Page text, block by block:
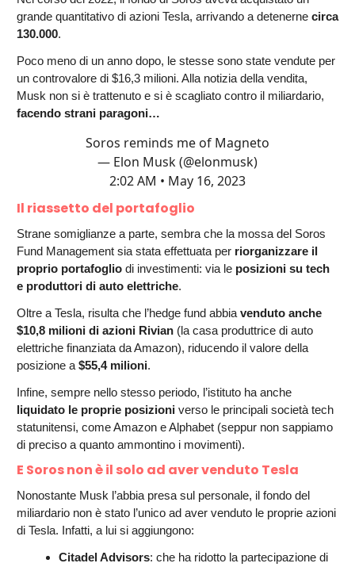
grande quantitativo di azioni Tesla, arrivando a detenerne circa
130.000.
Poco meno di un anno dopo, le stesse sono state vendute per
un controvalore di $16,3 milioni. Alla notizia della vendita,
Musk non si è trattenuto e si è scagliato contro il miliardario,
facendo strani paragoni…
Soros reminds me of Magneto
— Elon Musk (@elonmusk)
2:02 AM • May 16, 2023
Il riassetto del portafoglio
Strane somiglianze a parte, sembra che la mossa del Soros
Fund Management sia stata effettuata per riorganizzare il
proprio portafoglio di investimenti: via le posizioni su tech
e produttori di auto elettriche.
Oltre a Tesla, risulta che l’hedge fund abbia venduto anche
$10,8 milioni di azioni Rivian (la casa produttrice di auto
elettriche finanziata da Amazon), riducendo il valore della
posizione a $55,4 milioni.
Infine, sempre nello stesso periodo, l’istituto ha anche
liquidato le proprie posizioni verso le principali società tech
statunitensi, come Amazon e Alphabet (seppur non sappiamo
di preciso a quanto ammontino i movimenti).
E Soros non è il solo ad aver venduto Tesla
Nonostante Musk l’abbia presa sul personale, il fondo del
miliardario non è stato l’unico ad aver venduto le proprie azioni
di Tesla. Infatti, a lui si aggiungono:
Citadel Advisors: che ha ridotto la partecipazione di